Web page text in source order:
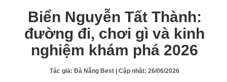
Biển Nguyễn Tất Thành:
đường đi, chơi gì và kinh
nghiệm khám phá 2026
Tác giả:Đà Nẵng Best | Cập nhật:26/06/2026